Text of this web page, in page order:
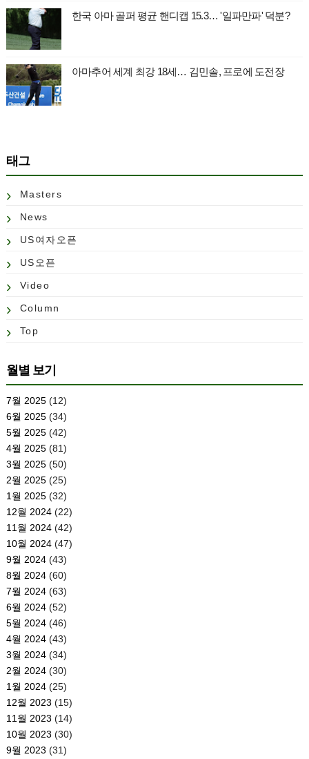
한국 아마 골퍼 평균 핸디캡 15.3… '일파만파' 덕분?
아마추어 세계 최강 18세… 김민솔, 프로에 도전장
태그
Masters
News
US여자오픈
US오픈
Video
Column
Top
월별 보기
7월 2025(12)
6월 2025(34)
5월 2025(42)
4월 2025(81)
3월 2025(50)
2월 2025(25)
1월 2025(32)
12월 2024(22)
11월 2024(42)
10월 2024(47)
9월 2024(43)
8월 2024(60)
7월 2024(63)
6월 2024(52)
5월 2024(46)
4월 2024(43)
3월 2024(34)
2월 2024(30)
1월 2024(25)
12월 2023 (15)
11월 2023 (14)
10월 2023 (30)
9월 2023 (31)